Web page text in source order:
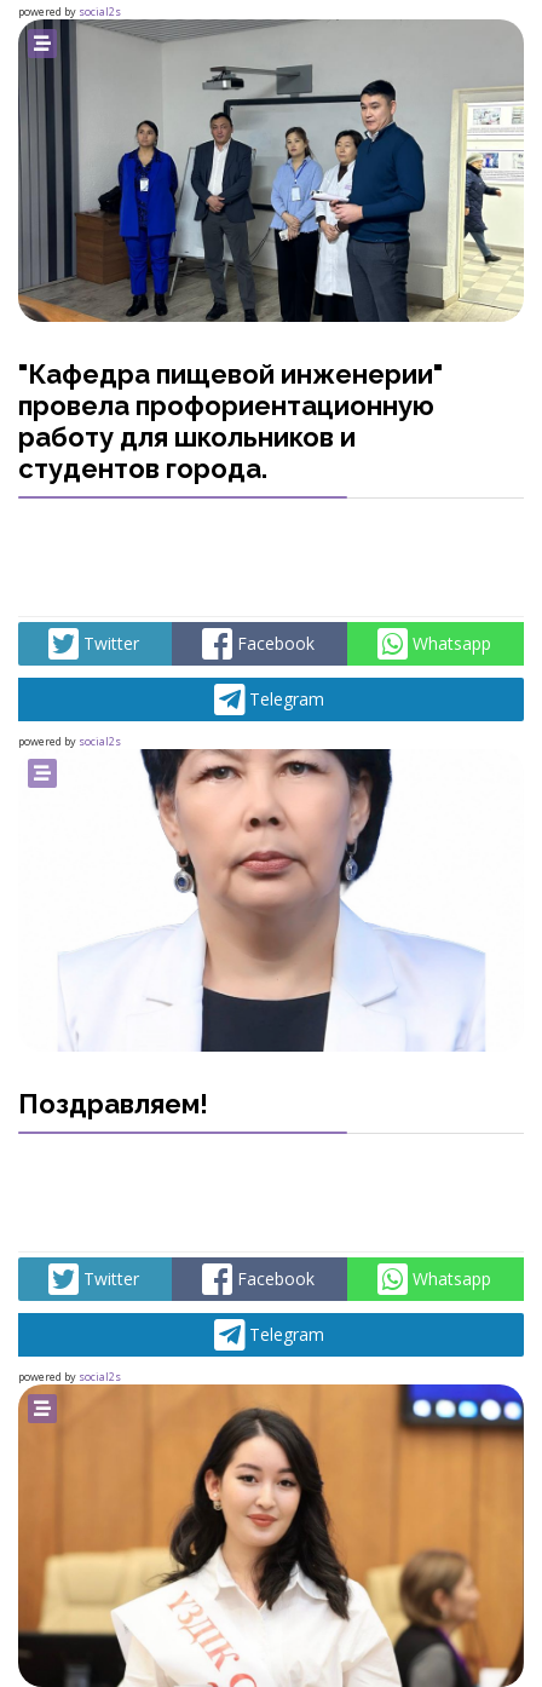
powered by social2s
"Кафедра пищевой инженерии"
провела профориентационную
работу для школьников и
студентов города.
Twitter Facebook Whatsapp
Telegram
powered by social2s
Поздравляем!
Twitter Facebook Whatsapp
Telegram
powered by social2s